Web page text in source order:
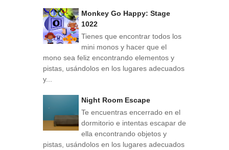
Monkey Go Happy: Stage
1022
Tienes que encontrar todos los
mini monos y hacer que el
mono sea feliz encontrando elementos y
pistas, usándolos en los lugares adecuados
y...
Night Room Escape
Te encuentras encerrado en el
dormitorio e intentas escapar de
ella encontrando objetos y
pistas, usándolos en los lugares adecuados